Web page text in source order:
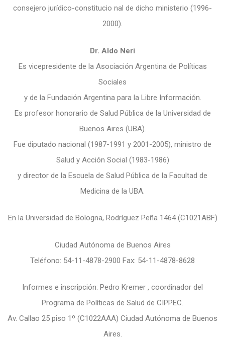
consejero jurídico-constitucio nal de dicho ministerio (1996-
2000).
Dr. Aldo Neri
Es vicepresidente de la Asociación Argentina de Políticas
Sociales
y de la Fundación Argentina para la Libre Información.
Es profesor honorario de Salud Pública de la Universidad de
Buenos Aires (UBA).
Fue diputado nacional (1987-1991 y 2001-2005), ministro de
Salud y Acción Social (1983-1986)
y director de la Escuela de Salud Pública de la Facultad de
Medicina de la UBA.
En la Universidad de Bologna, Rodríguez Peña 1464 (C1021ABF)
Ciudad Autónoma de Buenos Aires
Teléfono: 54-11-4878-2900 Fax: 54-11-4878-8628
Informes e inscripción: Pedro Kremer , coordinador del
Programa de Políticas de Salud de CIPPEC.
Av. Callao 25 piso 1º (C1022AAA) Ciudad Autónoma de Buenos
Aires.